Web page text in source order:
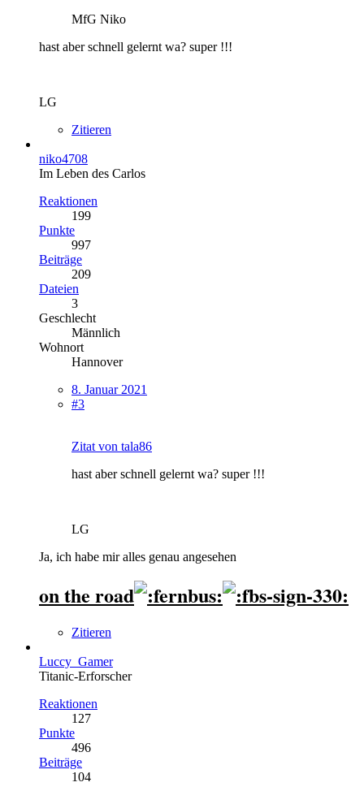
MfG Niko
hast aber schnell gelernt wa? super !!!
LG
Zitieren
niko4708
Im Leben des Carlos
Reaktionen
199
Punkte
997
Beiträge
209
Dateien
3
Geschlecht
Männlich
Wohnort
Hannover
8. Januar 2021
#3
Zitat von tala86
hast aber schnell gelernt wa? super !!!
LG
Ja, ich habe mir alles genau angesehen
on the road
Zitieren
Luccy_Gamer
Titanic-Erforscher
Reaktionen
127
Punkte
496
Beiträge
104